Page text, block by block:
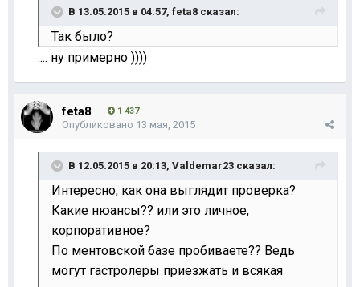
В 13.05.2015 в 04:57, feta8 сказал:
Так было?
.... ну примерно ))))
feta8 1 437
Опубликовано 13 мая, 2015
В 12.05.2015 в 20:13, Valdemar23 сказал:
Интересно, как она выглядит проверка?
Какие нюансы?? или это личное,
корпоративное?
По ментовской базе пробиваете?? Ведь
могут гастролеры приезжать и всякая